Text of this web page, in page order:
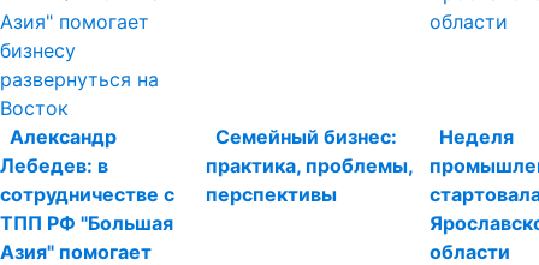
Александр
Лебедев: в
сотрудничестве с
ТПП РФ "Большая
Азия" помогает
Семейный бизнес:
практика, проблемы,
перспективы
Неделя
области